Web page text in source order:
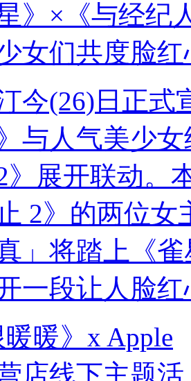
星》×《与经
女们共度脸
今(26)日正式
》与人气美少
》展开联动。
2》的两位
真」将踏上《
一段让人脸